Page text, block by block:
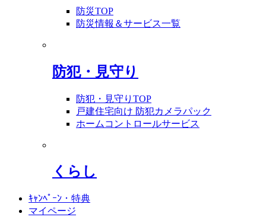
防災TOP
防災情報＆サービス一覧
防犯・見守り
防犯・見守りTOP
戸建住宅向け 防犯カメラパック
ホームコントロールサービス
くらし
ｷｬﾝﾍﾟｰﾝ・特典
マイページ